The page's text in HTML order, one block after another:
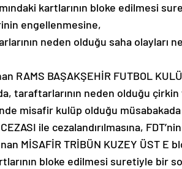
kartlarının bloke edilmesi
engellenmesine,
neden olduğu saha olayları
RAMS BAŞAKŞEHİR FUTBOL
taraftarlarının neden olduğu
misafir kulüp olduğu müsabakada
ile cezalandırılmasına,
MİSAFİR TRİBÜN KUZEY ÜST E
bloke edilmesi suretiyle bir